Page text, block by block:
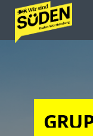
Suchen
nach:
Suchen
nach: